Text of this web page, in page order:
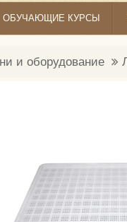
ОБУЧАЮЩИЕ КУРСЫ
и оборудование